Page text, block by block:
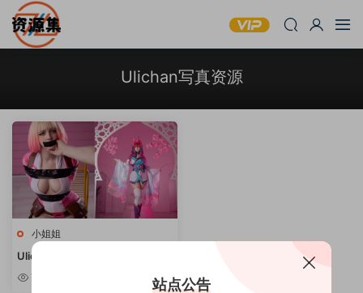
Ulichan写真资源
小姐姐
Ulichan – 性感又可爱写真合集
[持续更新]
7.93k 站点公告